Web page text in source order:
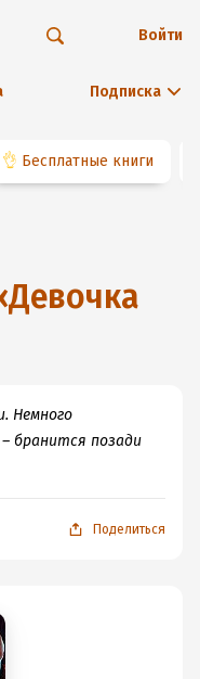
Подписка
Войти
👌 Бесплатные книги
Девочка
Немного
бранится позади
Поделиться